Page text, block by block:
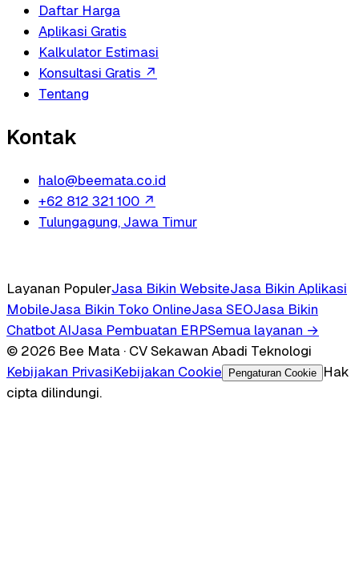
Daftar Harga
Aplikasi Gratis
Kalkulator Estimasi
Konsultasi Gratis ↗
Tentang
Kontak
halo@beemata.co.id
+62 812 321 100 ↗
Tulungagung, Jawa Timur
Layanan PopulerJasa Bikin WebsiteJasa Bikin Aplikasi
MobileJasa Bikin Toko OnlineJasa SEOJasa Bikin
Chatbot AIJasa Pembuatan ERPSemua layanan →
© 2026 Bee Mata · CV Sekawan Abadi Teknologi
Kebijakan PrivasiKebijakan Cookie Pengaturan Cookie
Hak
cipta dilindungi.